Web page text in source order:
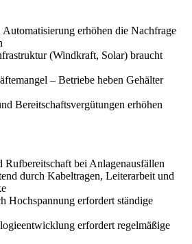
erhöhen die Nachfrage
(Windkraft, Solar) braucht
– Betriebe heben Gehälter
Bereitschaftsvergütungen erhöhen
Rufbereitschaft bei Anlagenausfällen
durch Kabeltragen, Leiterarbeit und
Hochspannung erfordert ständige
erfordert regelmäßige